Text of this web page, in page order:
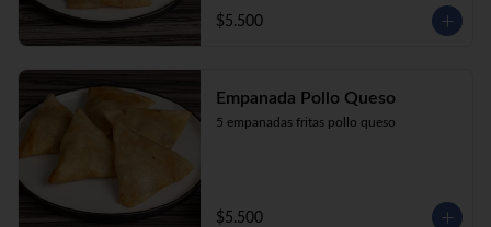
$5.500
Empanada Pollo Queso
5 empanadas fritas pollo queso
$5.500